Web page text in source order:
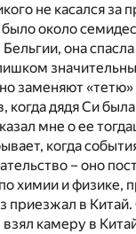
не касался
около
она
заменяют
когда дядя Си
мне о ее
когда
– оно
химии и
приезжал в
камеру в